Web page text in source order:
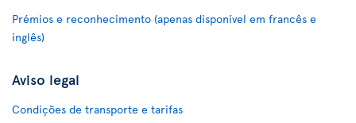
Prémios e reconhecimento (apenas disponível em francês e
inglês)
Aviso legal
Condições de transporte e tarifas